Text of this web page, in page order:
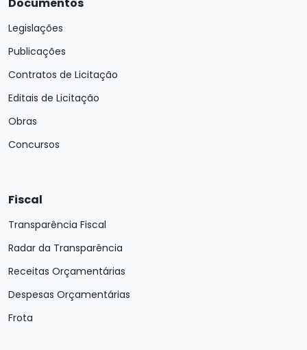
Legislações
Publicações
Contratos de Licitação
Editais de Licitação
Obras
Concursos
Fiscal
Transparência Fiscal
Radar da Transparência
Receitas Orçamentárias
Despesas Orçamentárias
Frota